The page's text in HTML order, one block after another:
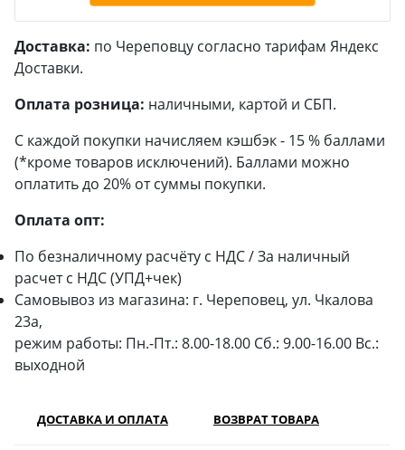
Доставка: по Череповцу согласно тарифам Яндекс
Доставки.
Оплата розница: наличными, картой и СБП.
С каждой покупки начисляем кэшбэк - 15 % баллами
(*кроме товаров исключений). Баллами можно
оплатить до 20% от суммы покупки.
Оплата опт:
По безналичному расчёту с НДС / За наличный
расчет с НДС (УПД+чек)
Самовывоз из магазина: г. Череповец, ул. Чкалова
23а,
режим работы: Пн.-Пт.: 8.00-18.00 Сб.: 9.00-16.00 Вс.:
выходной
ДОСТАВКА И ОПЛАТА ВОЗВРАТ ТОВАРА